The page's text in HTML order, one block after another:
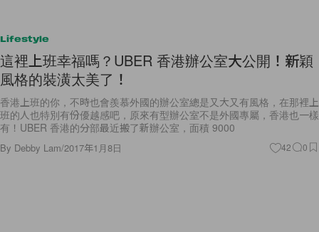
Lifestyle
這裡上班幸福嗎？UBER 香港辦公室大公開！新穎
風格的裝潢太美了！
香港上班的你，不時也會羨慕外國的辦公室總是又大又有風格，在那裡上
班的人也特別有份優越感吧，原來有型辦公室不是外國專屬，香港也一樣
有！UBER 香港的分部最近搬了新辦公室，面積 9000
By Debby Lam/2017年1月8日 42 0